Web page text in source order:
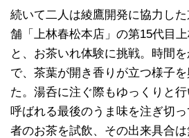
続いて二人は綾鷹開発に協力し
舗「上林春松本店」の第15代目
と、お茶いれ体験に挑戦。時間
で、茶葉が開き香りが立つ様子
た。湯呑に注ぐ際もゆっくりと
呼ばれる最後のうま味を注ぎ切
者のお茶を試飲、その出来具合は